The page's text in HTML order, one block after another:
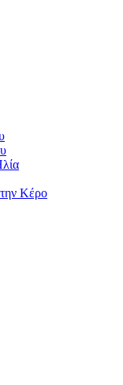
Κέρο